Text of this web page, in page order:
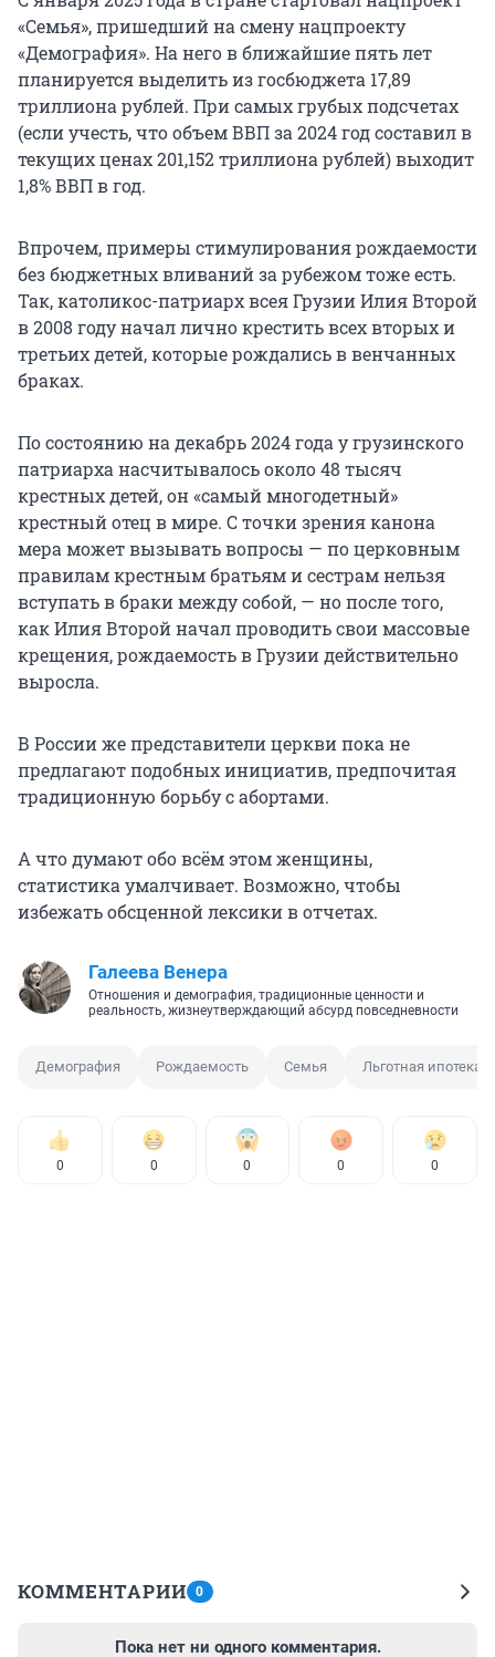
«Семья», пришедший на смену нацпроекту
«Демография». На него в ближайшие пять лет
планируется выделить из госбюджета 17,89
триллиона рублей. При самых грубых подсчетах
(если учесть, что объем ВВП за 2024 год составил в
текущих ценах 201,152 триллиона рублей) выходит
1,8% ВВП в год.
Впрочем, примеры стимулирования рождаемости
без бюджетных вливаний за рубежом тоже есть.
Так, католикос-патриарх всея Грузии Илия Второй
в 2008 году начал лично крестить всех вторых и
третьих детей, которые рождались в венчанных
браках.
По состоянию на декабрь 2024 года у грузинского
патриарха насчитывалось около 48 тысяч
крестных детей, он «самый многодетный»
крестный отец в мире. С точки зрения канона
мера может вызывать вопросы — по церковным
правилам крестным братьям и сестрам нельзя
вступать в браки между собой, — но после того,
как Илия Второй начал проводить свои массовые
крещения, рождаемость в Грузии действительно
выросла.
В России же представители церкви пока не
предлагают подобных инициатив, предпочитая
традиционную борьбу с абортами.
А что думают обо всём этом женщины,
статистика умалчивает. Возможно, чтобы
избежать обсценной лексики в отчетах.
Галеева Венера
Отношения и демография, традиционные ценности и
реальность, жизнеутверждающий абсурд повседневности
Демография Рождаемость Семья Льготная ипотека
0 0 0 0 0
КОММЕНТАРИИ 0
Пока нет ни одного комментария.